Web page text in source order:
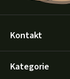
Kontakt
Kategorie